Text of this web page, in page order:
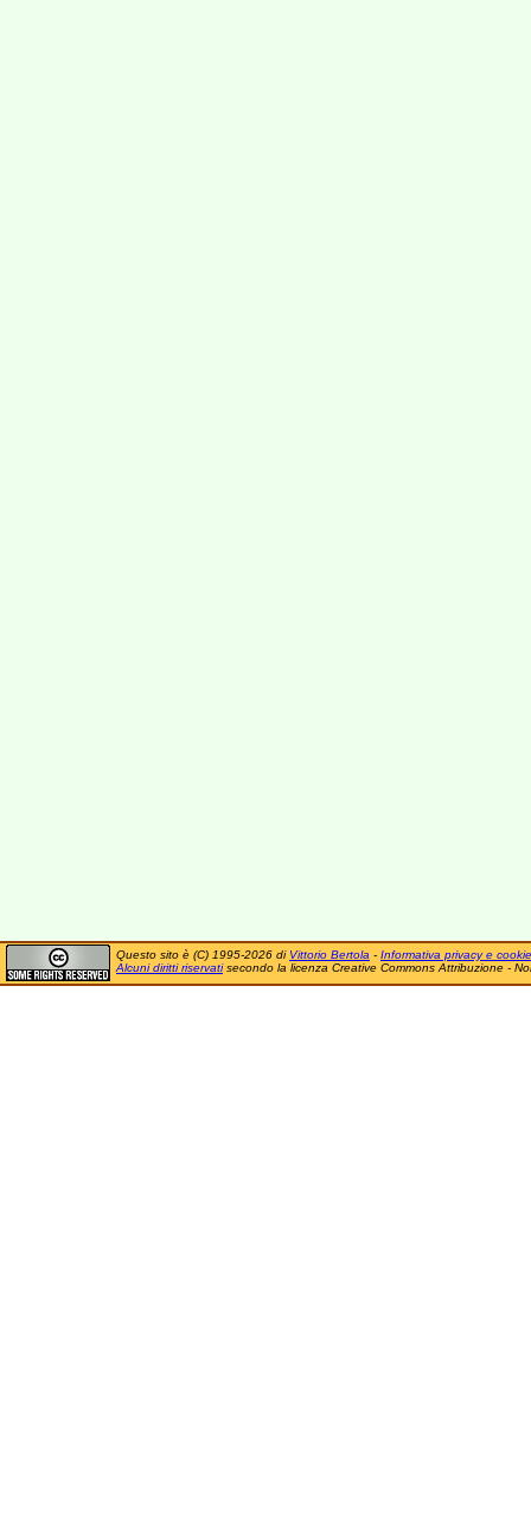
Questo sito è (C) 1995-2026 di Vittorio Bertola - Informativa privacy e cookie
Alcuni diritti riservatisecondo la licenza Creative Commons Attribuzione -